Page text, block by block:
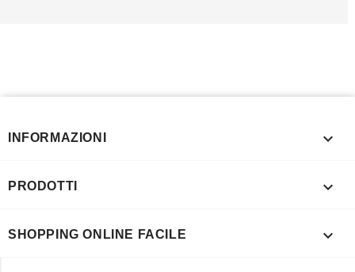
INFORMAZIONI 
PRODOTTI 
SHOPPING ONLINE FACILE 